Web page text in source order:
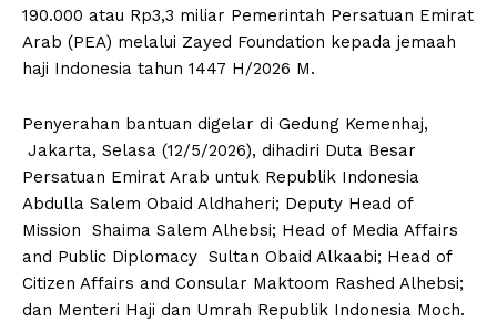
190.000 atau Rp3,3 miliar Pemerintah Persatuan Emirat
Arab (PEA) melalui Zayed Foundation kepada jemaah
haji Indonesia tahun 1447 H/2026 M.
Penyerahan bantuan digelar di Gedung Kemenhaj,
Jakarta, Selasa (12/5/2026), dihadiri Duta Besar
Persatuan Emirat Arab untuk Republik Indonesia
Abdulla Salem Obaid Aldhaheri; Deputy Head of
Mission Shaima Salem Alhebsi; Head of Media Affairs
and Public Diplomacy Sultan Obaid Alkaabi; Head of
Citizen Affairs and Consular Maktoom Rashed Alhebsi;
dan Menteri Haji dan Umrah Republik Indonesia Moch.